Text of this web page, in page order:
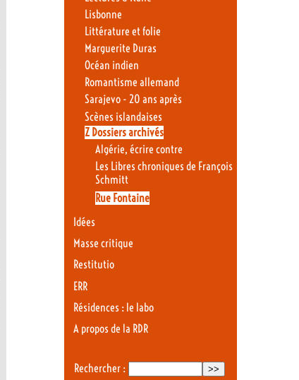
Lisbonne
Littérature et folie
Marguerite Duras
Océan indien
Romantisme allemand
Sarajevo - 20 ans après
Scènes islandaises
Z Dossiers archivés
Algérie, écrire contre
Les Libres chroniques de François
Schmitt
Rue Fontaine
Idées
Masse critique
Restitutio
ERR
Résidences : le labo
A propos de la RDR
Rechercher :